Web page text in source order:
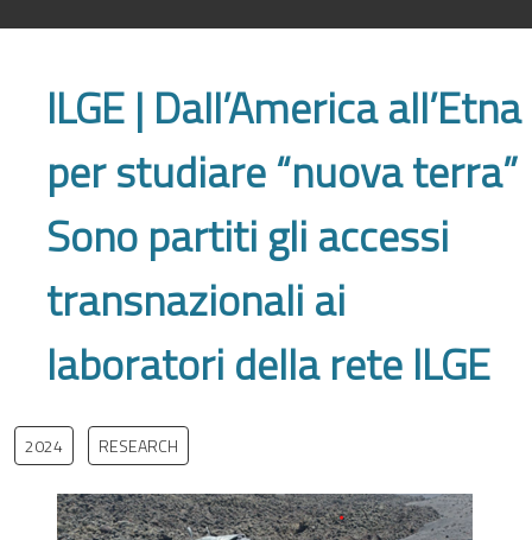
ILGE | Dall’America all’Etna
per studiare “nuova terra”
Sono partiti gli accessi
transnazionali ai
laboratori della rete ILGE
2024 RESEARCH